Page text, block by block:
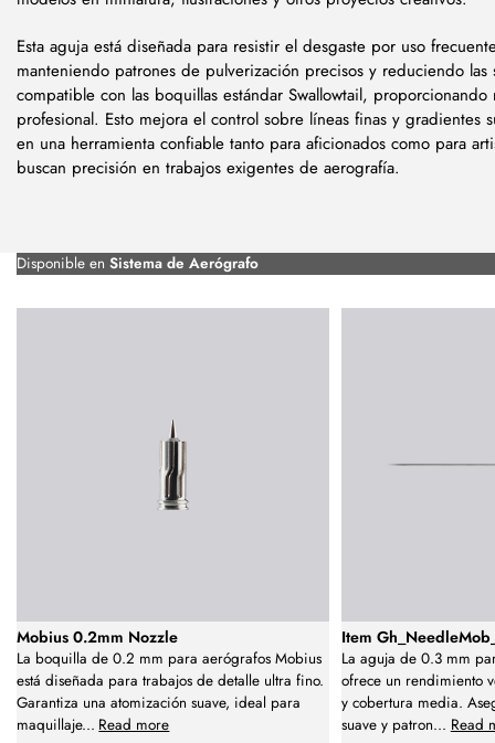
Esta aguja está diseñada para resistir el desgaste por uso
manteniendo patrones de pulverización precisos y reduciendo las
compatible con las boquillas estándar Swallowtail,
profesional. Esto mejora el control sobre líneas finas y gradientes
en una herramienta confiable tanto para aficionados como para
buscan precisión en trabajos exigentes de aerografía.
Disponible en Sistema de Aerógrafo
Mobius 0.2mm Nozzle
La boquilla de 0.2 mm para aerógrafos Mobius
está diseñada para trabajos de detalle ultra fino.
Garantiza una atomización suave, ideal para
maquillaje... Read more
Item
La aguja de 0.3 mm
ofrece un rendimiento
y cobertura media.
suave y patron... Read